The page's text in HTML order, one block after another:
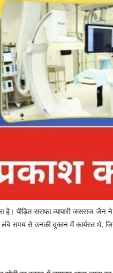
है। पीड़ित सराफा व्यापारी जसराज जैन
लंबे समय से उनकी दुकान में कार्यरत थे,